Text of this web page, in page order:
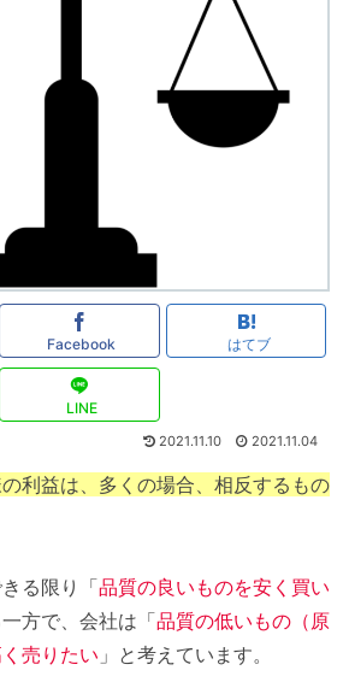
Facebook はてブ
LINE
2021.11.10 2021.11.04
利益は、多くの場合、相反するもの
る限り「品質の良いものを安く買い
方で、会社は「品質の低いもの（原
売りたい 」と考えています。